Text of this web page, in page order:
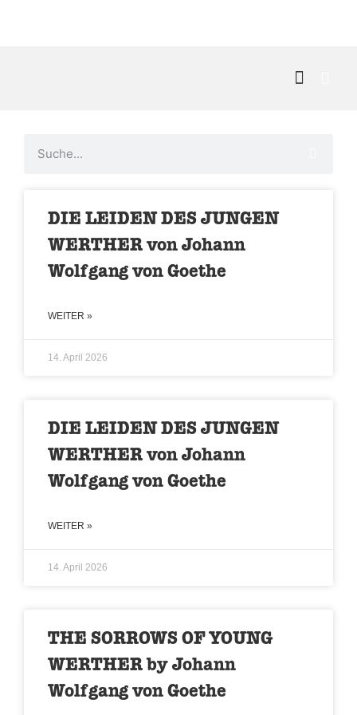
DIE LEIDEN DES JUNGEN
WERTHER von Johann
Wolfgang von Goethe
WEITER »
14. April 2026
DIE LEIDEN DES JUNGEN
WERTHER von Johann
Wolfgang von Goethe
WEITER »
14. April 2026
THE SORROWS OF YOUNG
WERTHER by Johann
Wolfgang von Goethe